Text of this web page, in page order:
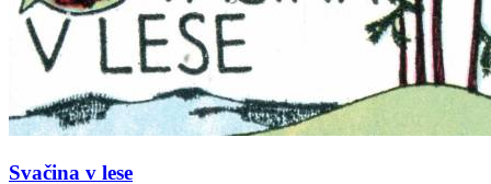
Svačina v lese